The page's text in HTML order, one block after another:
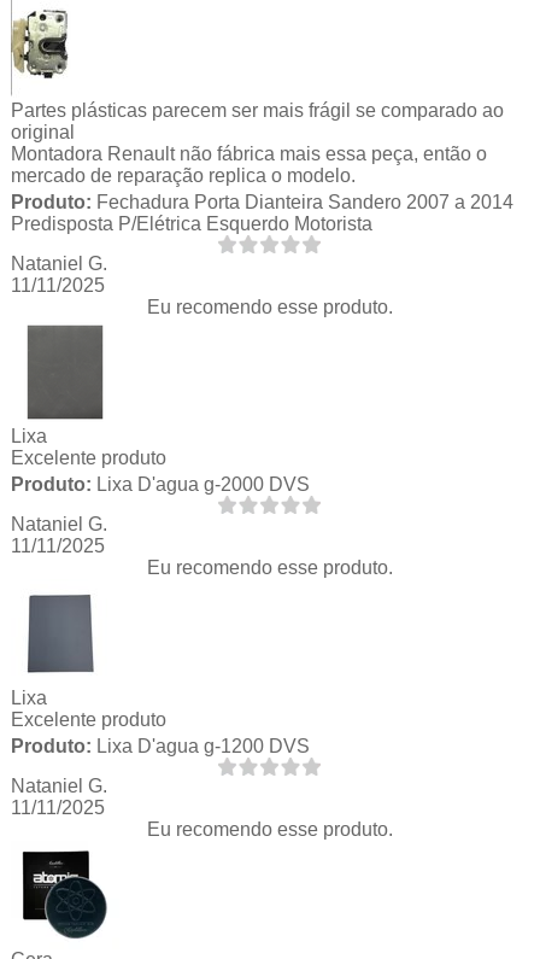
Partes plásticas parecem ser mais frágil se comparado ao
original
Montadora Renault não fábrica mais essa peça, então o
mercado de reparação replica o modelo.
Produto: Fechadura Porta Dianteira Sandero 2007 a 2014
Predisposta P/Elétrica Esquerdo Motorista
Nataniel G.
11/11/2025
Eu recomendo esse produto.
Lixa
Excelente produto
Produto: Lixa D'agua g-2000 DVS
Nataniel G.
11/11/2025
Eu recomendo esse produto.
Lixa
Excelente produto
Produto: Lixa D'agua g-1200 DVS
Nataniel G.
11/11/2025
Eu recomendo esse produto.